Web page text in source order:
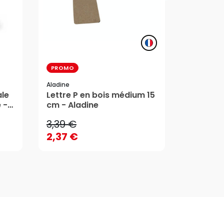
-
PROMO
Aladine
Lettre P en bois médium 15
cm - Aladine
3,39 €
2,37 €
3,39 €
2,37 €
AJOUTER AU PANIER